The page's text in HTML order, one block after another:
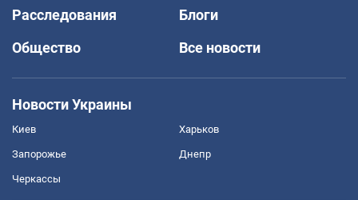
Расследования
Блоги
Общество
Все новости
Новости Украины
Киев Харьков
Запорожье Днепр
Черкассы